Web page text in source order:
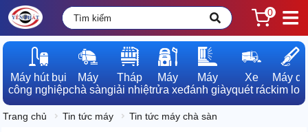
0
Máy hút bụi
công nghiệp
Máy
chà sàn
Tháp
giải nhiệt
Máy
rửa xe
Máy
đánh giày
Xe
quét rác
Máy dò
kim loại
Trang chủ Tin tức máy Tin tức máy chà sàn